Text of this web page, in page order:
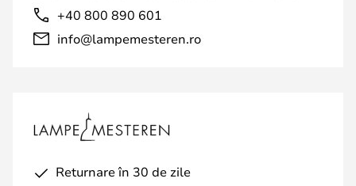
+40 800 890 601
info@lampemesteren.ro
Returnare în 30 de zile